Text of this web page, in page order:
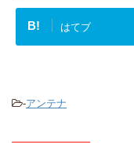
B! はてブ
-アンテナ